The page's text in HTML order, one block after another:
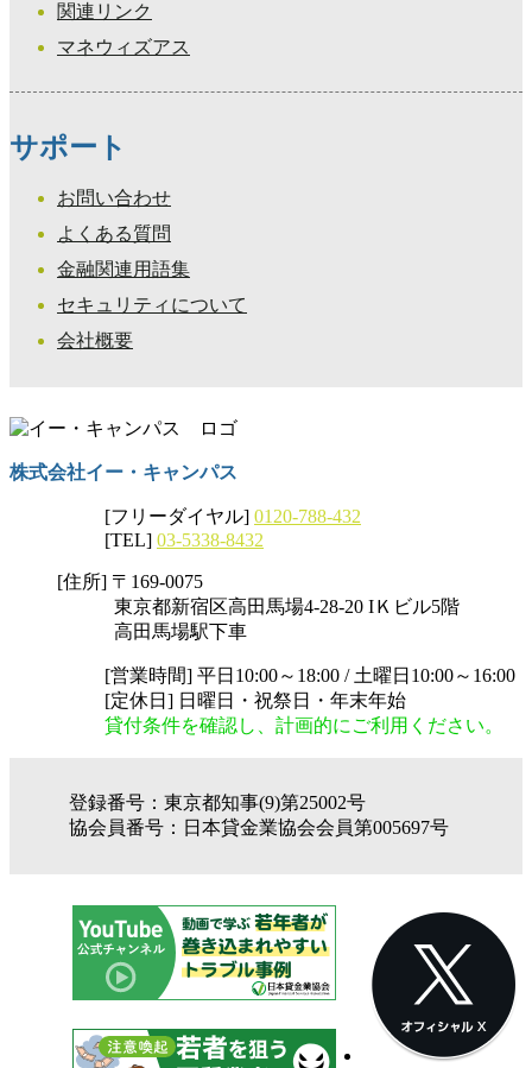
関連リンク
マネウィズアス
サポート
お問い合わせ
よくある質問
金融関連用語集
セキュリティについて
会社概要
株式会社イー・キャンパス
[フリーダイヤル] 0120-788-432
[TEL] 03-5338-8432
[住所] 〒169-0075
東京都新宿区高田馬場4-28-20 IＫビル5階
高田馬場駅下車
[営業時間] 平日10:00～18:00 / 土曜日10:00～16:00
[定休日] 日曜日・祝祭日・年末年始
貸付条件を確認し、計画的にご利用ください。
登録番号：東京都知事(9)第25002号
協会員番号：日本貸金業協会会員第005697号